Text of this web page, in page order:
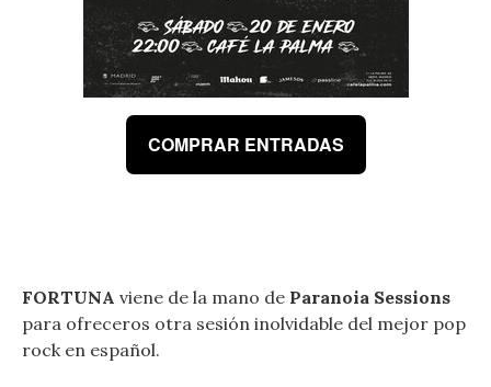
COMPRAR ENTRADAS
FORTUNA viene de la mano de Paranoia Sessions
para ofreceros otra sesión inolvidable del mejor pop
rock en español.